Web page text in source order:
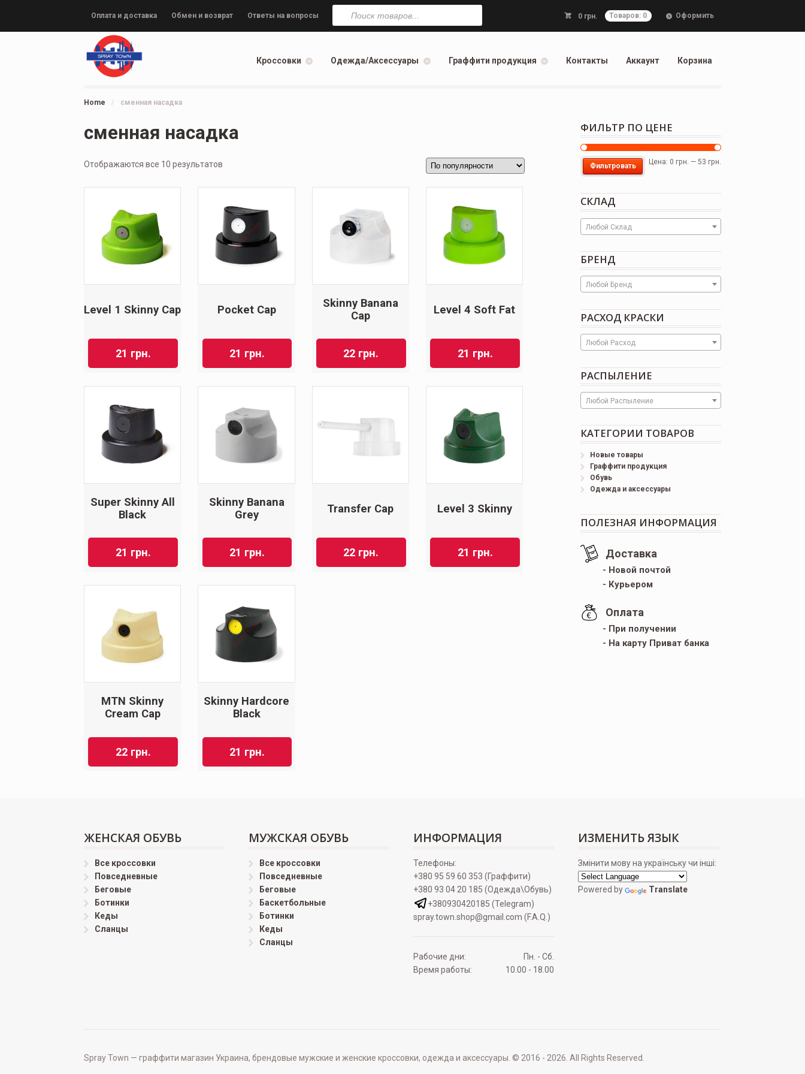
Оплата и доставка Обмен и возврат Ответы на вопросы 0 грн. Товаров: 0 Оформить
Поиск
товаров
Кроссовки Одежда/Аксессуары Граффити продукция Контакты Аккаунт Корзина
Home / сменная насадка
сменная насадка
Отображаются все 10 результатов
Level 1 Skinny Cap
21 грн.
Pocket Cap
21 грн.
Skinny Banana
Cap
22 грн.
Level 4 Soft Fat
21 грн.
Super Skinny All
Black
21 грн.
Skinny Banana
Grey
21 грн.
Transfer Cap
22 грн.
Level 3 Skinny
21 грн.
MTN Skinny
Cream Cap
22 грн.
Skinny Hardcore
Black
21 грн.
ФИЛЬТР ПО ЦЕНЕ
Фильтровать Цена: 0 грн. — 53 грн.
СКЛАД
Любой Склад
БРЕНД
Любой Бренд
РАСХОД КРАСКИ
Любой Расход
РАСПЫЛЕНИЕ
Любой Распыление
КАТЕГОРИИ ТОВАРОВ
Новые товары
Граффити продукция
Обувь
Одежда и аксессуары
ПОЛЕЗНАЯ ИНФОРМАЦИЯ
Доставка
- Новой почтой
- Курьером
Оплата
- При получении
- На карту Приват банка
ЖЕНСКАЯ ОБУВЬ
Все кроссовки
Повседневные
Беговые
Ботинки
Кеды
Сланцы
МУЖСКАЯ ОБУВЬ
Все кроссовки
Повседневные
Беговые
Баскетбольные
Ботинки
Кеды
Сланцы
ИНФОРМАЦИЯ
Телефоны:
+380 95 59 60 353 (Граффити)
+380 93 04 20 185 (Одежда\Обувь)
+380930420185 (Telegram)
spray.town.shop@gmail.com (F.A.Q.)
Рабочие дни:
Пн. - Сб.
Время работы:
10.00 - 18.00
ИЗМЕНИТЬ ЯЗЫК
Змінити мову на українську чи інші:
Powered by Translate
Spray Town — граффити магазин Украина, брендовые мужские и женские кроссовки, одежда и аксессуары. © 2016 - 2026. All Rights Reserved.